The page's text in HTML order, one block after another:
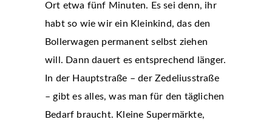
Ort etwa fünf Minuten. Es sei denn, ihr
habt so wie wir ein Kleinkind, das den
Bollerwagen permanent selbst ziehen
will. Dann dauert es entsprechend länger.
In der Hauptstraße – der Zedeliusstraße
– gibt es alles, was man für den täglichen
Bedarf braucht. Kleine Supermärkte,